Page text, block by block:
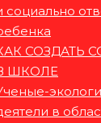
социально
СОЗДАТЬ
ШКОЛЕ
в